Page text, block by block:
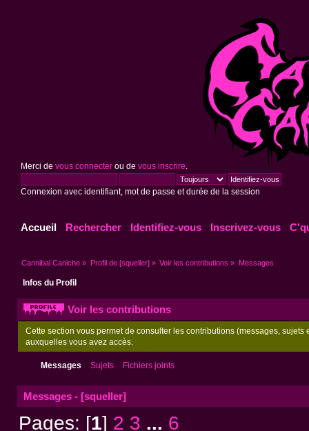
Merci de vous connecterou de vous inscrire
Connexion avec identifiant, mot de passe et durée de la session
Accueil Rechercher Identifiez-vous Inscrivez-vous
Cannibal Caniche » Profil de [squeller]» Voir les contributions » Messages
Infos du Profil
Voir les contributions
Cette section vous permet de consulter les contributions (messages,
auxquelles vous avez accès.
Messages Sujets Fichiers joints
Messages - [squeller]
Pages: [1] 2 3 ... 6